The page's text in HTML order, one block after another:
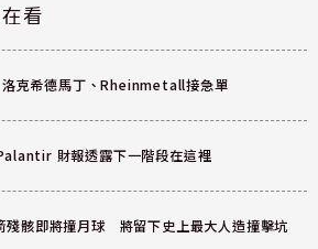
看
克希德馬丁、Rheinmetall接急單
財報透露下一階段在這裡
殘骸即將撞月球 將留下史上最大人造撞擊坑